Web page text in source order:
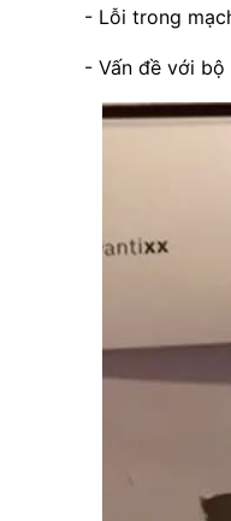
- Lỗi trong
- Vấn đề với